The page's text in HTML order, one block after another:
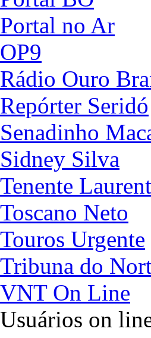
Portal no Ar
OP9
Rádio Ouro
Repórter Seridó
Senadinho
Sidney Silva
Tenente
Toscano Neto
Touros Urgente
Tribuna do
VNT On Line
Usuários on